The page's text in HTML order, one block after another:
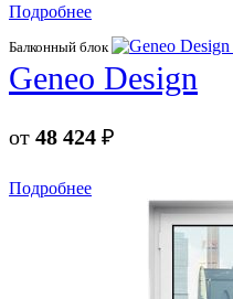
Подробнее
Балконный блок
Geneo Design
от 48 424 ₽
Подробнее